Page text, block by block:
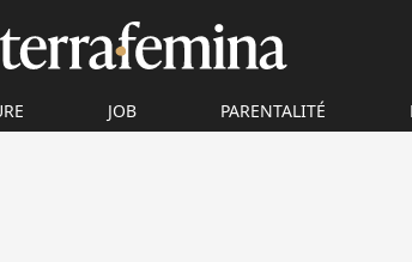
JOB PARENTALITÉ